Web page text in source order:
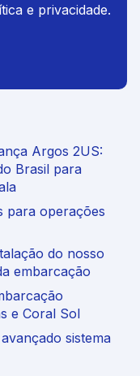
e privacidade.
Argos 2US:
Brasil para
para operações
do nosso
embarcação
e Coral Sol
sistema